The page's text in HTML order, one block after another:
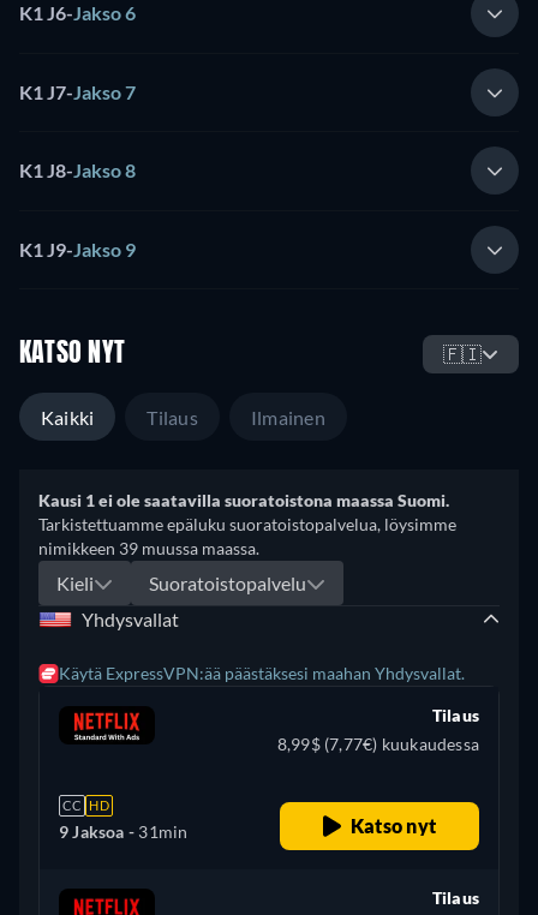
K1 J6-Jakso 6
K1 J7-Jakso 7
K1 J8-Jakso 8
K1 J9-Jakso 9
KATSO NYT 🇫🇮
Kaikki Tilaus Ilmainen
Kausi 1 ei ole saatavilla suoratoistona maassa Suomi.
Tarkistettuamme epäluku suoratoistopalvelua, löysimme
nimikkeen 39 muussa maassa.
Kieli
Suoratoistopalvelu
Yhdysvallat
Käytä ExpressVPN:ää päästäksesi maahan Yhdysvallat.
CC HD
9 Jaksoa - 31min
Tilaus
8,99$ (7,77€) kuukaudessa
Katso nyt
Tilaus